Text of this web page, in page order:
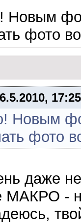
Новым
фото
Новым
фото
даже
МАКРО -